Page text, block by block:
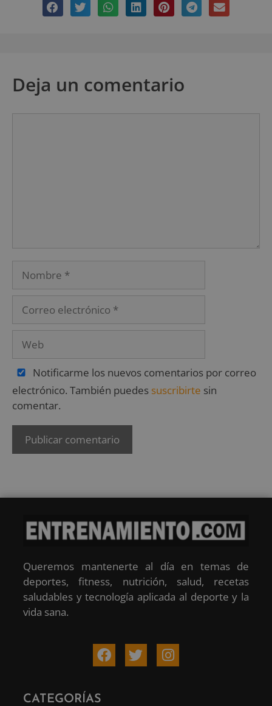
Deja un comentario
Notificarme los nuevos comentarios por correo
electrónico. También puedes suscribirte sin
comentar.
Queremos mantenerte al día en temas de
deportes, fitness, nutrición, salud, recetas
saludables y tecnología aplicada al deporte y la
vida sana.
CATEGORÍAS